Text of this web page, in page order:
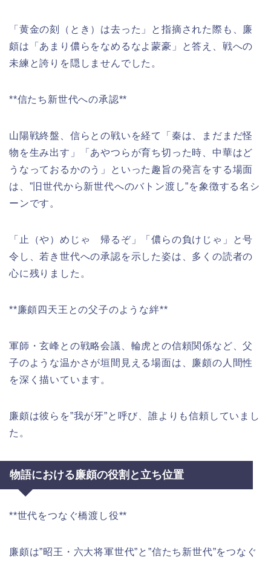
「黄金の刻（とき）は去った」と指摘された際も、廉
頗は「あまり儂らをなめるなよ蒙豪」と答え、戦への
未練と誇りを隠しませんでした。
**信たち新世代への承認**
山陽戦終盤、信らとの戦いを経て「秦は、まだまだ怪
物を生み出す」「あやつらが育ち切った時、中華はど
うなっておるかのう」といった趣旨の発言をする場面
は、”旧世代から新世代へのバトン渡し”を象徴する名シ
ーンです。
「止（や）めじゃ 帰るぞ」「儂らの負けじゃ」と号
令し、若き世代への承認を示した姿は、多くの読者の
心に残りました。
**廉頗四天王との父子のような絆**
軍師・玄峰との戦略会議、輪虎との信頼関係など、父
子のような温かさが垣間見える場面は、廉頗の人間性
を深く描いています。
廉頗は彼らを”我が牙”と呼び、誰よりも信頼していまし
た。
物語における廉頗の役割と立ち位置
**世代をつなぐ橋渡し役**
廉頗は”昭王・六大将軍世代”と”信たち新世代”をつなぐ